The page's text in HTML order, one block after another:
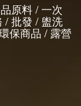
原料 / 一次
/ 批發 / 盥洗
保商品 / 露營